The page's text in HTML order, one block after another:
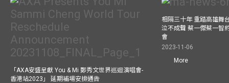
「AXA安盛呈獻 You & Mi 鄭秀文世界巡迴演唱會-
香港站2023」 延期補場安排通告
相隔三十年 重踏高雄舞
泣不成聲 蔡一傑蔡一智
會
2023-11-06
More